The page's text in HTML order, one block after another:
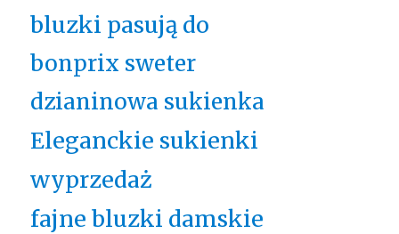
bluzki pasują do
bonprix sweter
dzianinowa sukienka
Eleganckie sukienki
wyprzedaż
fajne bluzki damskie